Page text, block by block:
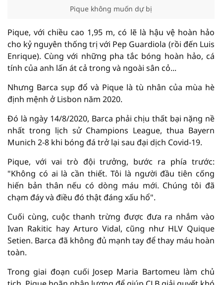
Pique không muốn dự bị
Pique, với chiều cao 1,95 m, có lẽ là hậu vệ hoàn hảo
cho kỷ nguyên thống trị với Pep Guardiola (rồi đến Luis
Enrique). Cùng với những pha tắc bóng hoàn hảo, cá
tính của anh lấn át cả trong và ngoài sân cỏ...
Nhưng Barca sụp đổ và Pique là tù nhân của mùa hè
định mệnh ở Lisbon năm 2020.
Đó là ngày 14/8/2020, Barca phải chịu thất bại nặng nề
nhất trong lịch sử Champions League, thua Bayern
Munich 2-8 khi bóng đá trở lại sau đại dịch Covid-19.
Pique, với vai trò đội trưởng, bước ra phía trước:
"Không có ai là cần thiết. Tôi là người đầu tiên cống
hiến bản thân nếu có dòng máu mới. Chúng tôi đã
chạm đáy và điều đó thật đáng xấu hổ".
Cuối cùng, cuộc thanh trừng được đưa ra nhắm vào
Ivan Rakitic hay Arturo Vidal, cũng như HLV Quique
Setien. Barca đã không đủ mạnh tay để thay máu hoàn
toàn.
Trong giai đoạn cuối Josep Maria Bartomeu làm chủ